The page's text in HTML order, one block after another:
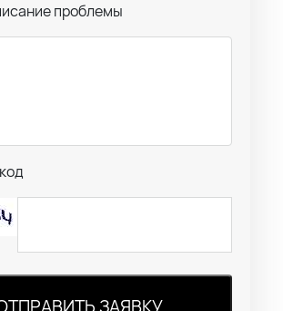
проблемы
ЗАЯВКУ